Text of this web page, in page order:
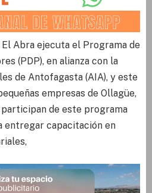
Abra ejecuta el Programa de
(PDP), en alianza con la
de Antofagasta (AIA), y este
empresas de Ollagüe,
de este programa
entregar capacitación en